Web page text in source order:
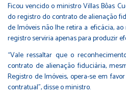
Ficou vencido o ministro Villas Bôas
do registro do contrato de alienação
de Imóveis não lhe retira a eficácia,
registro serviria apenas para produzir
“Vale ressaltar que o
contrato de alienação fiduciária,
Registro de Imóveis, opera-se em
contratual”, disse o ministro.